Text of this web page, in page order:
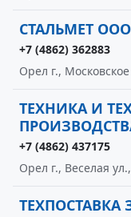
СТАЛЬМЕТ ООО
+7 (4862) 362883
Орел г.,
ТЕХНИКА И
+7 (4862) 437175
Орел г., Веселая
ТЕХПОСТАВКА